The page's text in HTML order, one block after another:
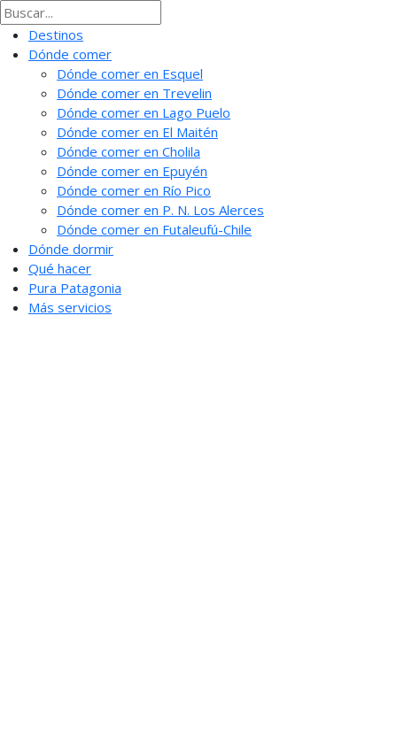
Destinos
Dónde comer
Dónde comer en Esquel
Dónde comer en Trevelin
Dónde comer en Lago Puelo
Dónde comer en El Maitén
Dónde comer en Cholila
Dónde comer en Epuyén
Dónde comer en Río Pico
Dónde comer en P. N. Los Alerces
Dónde comer en Futaleufú-Chile
Dónde dormir
Qué hacer
Pura Patagonia
Más servicios